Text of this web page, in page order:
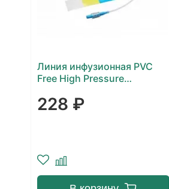
Линия инфузионная PVC
Free High Pressure
228 ₽